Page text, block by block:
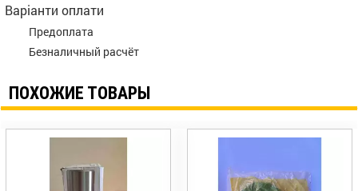
Варіанти оплати
Предоплата
Безналичный расчёт
ПОХОЖИЕ ТОВАРЫ